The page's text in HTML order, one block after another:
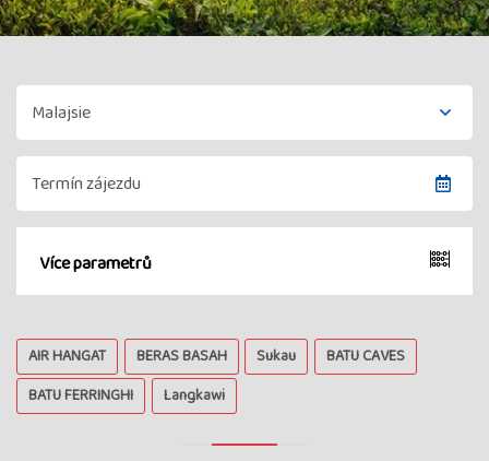
Více parametrů
AIR HANGAT BERAS BASAH Sukau
BATU CAVES
BATU FERRINGHI
Langkawi